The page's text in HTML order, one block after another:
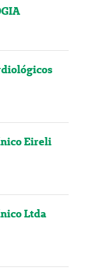
Eireli
Ltda